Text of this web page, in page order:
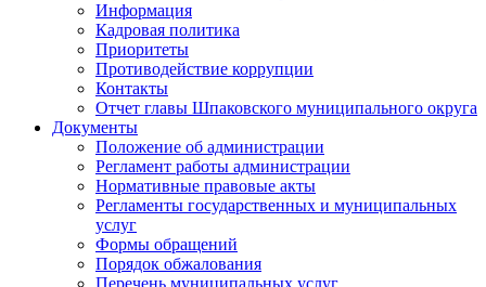
Информация
Кадровая политика
Приоритеты
Противодействие коррупции
Контакты
Отчет главы Шпаковского муниципального округа
Документы
Положение об администрации
Регламент работы администрации
Нормативные правовые акты
Регламенты государственных и муниципальных
услуг
Формы обращений
Порядок обжалования